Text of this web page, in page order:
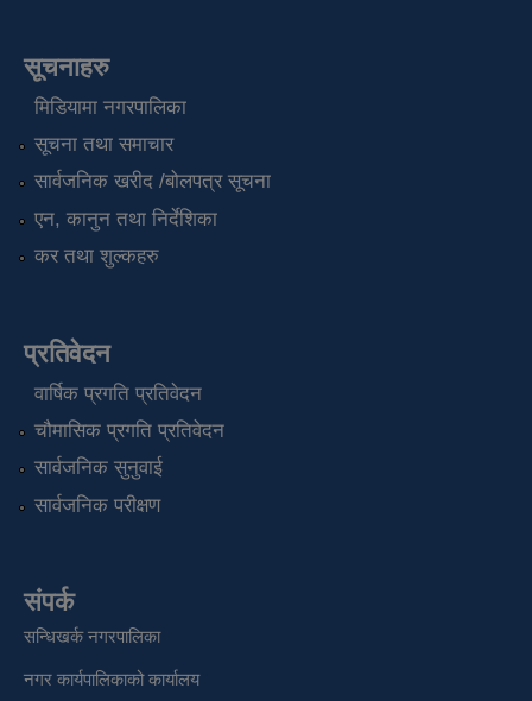
सूचनाहरु
मिडियामा नगरपालिका
सूचना तथा समाचार
सार्वजनिक खरीद /बोलपत्र सूचना
एन, कानुन तथा निर्देशिका
कर तथा शुल्कहरु
प्रतिवेदन
वार्षिक प्रगति प्रतिवेदन
चौमासिक प्रगति प्रतिवेदन
सार्वजनिक सुनुवाई
सार्वजनिक परीक्षण
संपर्क
सन्धिखर्क नगरपालिका
नगर कार्यपालिकाको कार्यालय